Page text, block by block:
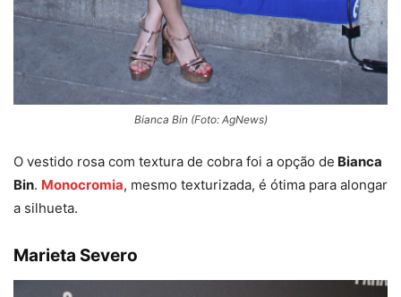
Bianca Bin (Foto: AgNews)
O vestido rosa com textura de cobra foi a opção de Bianca
Bin. Monocromia, mesmo texturizada, é ótima para alongar
a silhueta.
Marieta Severo